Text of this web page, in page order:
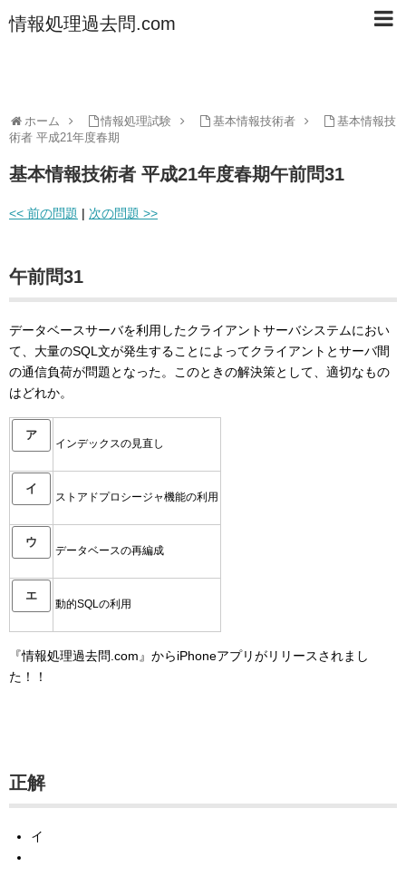
情報処理過去問.com
ホーム 情報処理試験 基本情報技術者
基本情報技
術者 平成21年度春期
基本情報技術者 平成21年度春期午前問31
<< 前の問題 | 次の問題 >>
午前問31
データベースサーバを利用したクライアントサーバシステムにおい
て、大量のSQL文が発生することによってクライアントとサーバ間
の通信負荷が問題となった。このときの解決策として、適切なもの
はどれか。
ア
インデックスの見直し
イ
ストアドプロシージャ機能の利用
ウ
データベースの再編成
エ
動的SQLの利用
『情報処理過去問.com』からiPhoneアプリがリリースされまし
た！！
正解
イ